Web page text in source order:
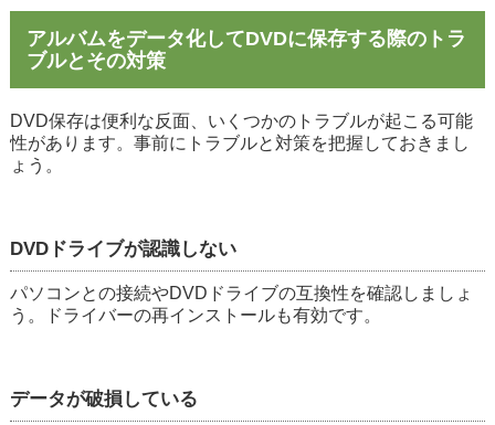
アルバムをデータ化してDVDに保存する際のトラ
ブルとその対策
DVD保存は便利な反面、いくつかのトラブルが起こる可能
性があります。事前にトラブルと対策を把握しておきまし
ょう。
DVDドライブが認識しない
パソコンとの接続やDVDドライブの互換性を確認しましょ
う。ドライバーの再インストールも有効です。
データが破損している